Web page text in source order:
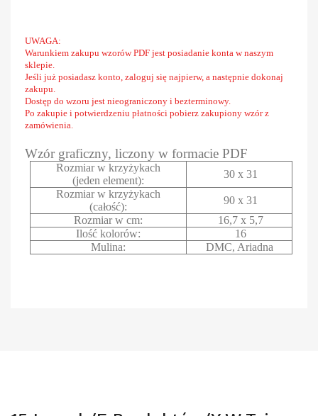
UWAGA:
Warunkiem zakupu wzorów PDF jest posiadanie konta w naszym
sklepie.
Jeśli już posiadasz konto, zaloguj się najpierw, a następnie dokonaj
zakupu.
Dostęp do wzoru jest nieograniczony i bezterminowy.
Po zakupie i potwierdzeniu płatności pobierz zakupiony wzór z
zamówienia.
Wzór graficzny, liczony w formacie PDF
Rozmiar w krzyżykach
(jeden element):
30 x 31
Rozmiar w krzyżykach
(całość):
90 x 31
Rozmiar w cm:
16,7 x 5,7
Ilość kolorów:
16
Mulina:
DMC, Ariadna